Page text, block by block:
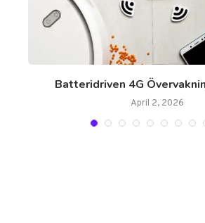
Batteridriven 4G
April 2, 2026